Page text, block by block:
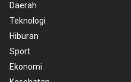
Daerah
Teknologi
Hiburan
Sport
Ekonomi